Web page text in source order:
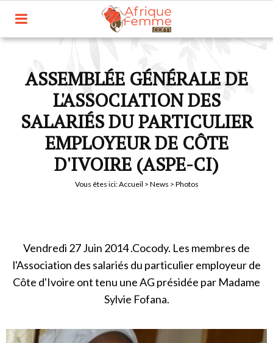
ASSEMBLÉE GÉNÉRALE DE
L'ASSOCIATION DES
SALARIÉS DU PARTICULIER
EMPLOYEUR DE CÔTE
D'IVOIRE (ASPE-CI)
Vous êtes ici:Accueil > News > Photos
Vendredi 27 Juin 2014 .Cocody. Les membres de
l'Association des salariés du particulier employeur de
Côte d'Ivoire ont tenu une AG présidée par Madame
Sylvie Fofana.